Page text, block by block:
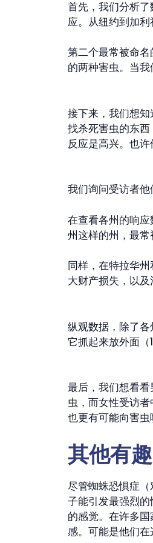
首先，我们分析
应。从纽约到加
第二个最常被命名
的两种害虫。当
接下来，我们想
找杀死害虫的东
反应是高兴。也
我们询问受访者
在查看各州的响
州这样的州，最
同样，在特拉华
大财产损失，以
纵观数据，除了
它抓起来放外面（
最后，我们想看
虫，而女性受访
也更有可能向害虫
其他有
尽管蜘蛛恐惧症
子能引发最强烈
的感觉。在许多
感。可能是他们在